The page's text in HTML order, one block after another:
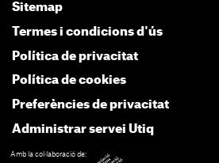
Sitemap
Termes i condicions d'ús
Política de privacitat
Política de cookies
Preferències de privacitat
Administrar servei Utiq
Amb la col·laboració de: